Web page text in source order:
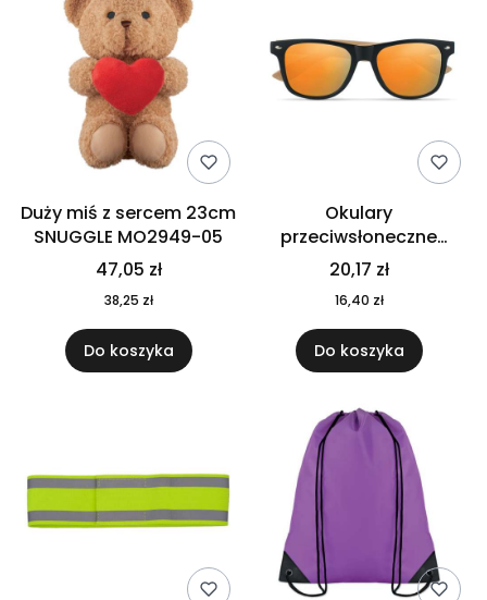
Duży miś z sercem 23cm
SNUGGLE MO2949-05
47,05 zł
38,25 zł
Do koszyka
Okulary
przeciwsłoneczne
CALIFORNIA TOUCH
MO9617-10
20,17 zł
16,40 zł
Do koszyka